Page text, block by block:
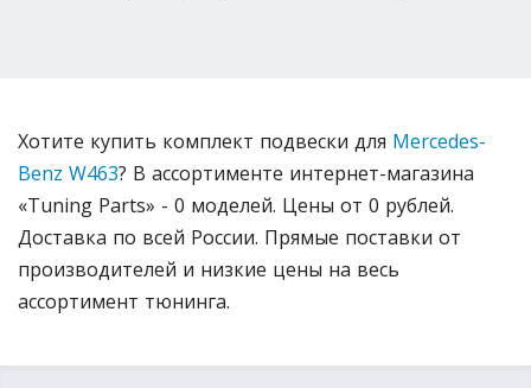
Хотите купить комплект подвески для Mercedes-
Benz W463? В ассортименте интернет-магазина
«Tuning Parts» - 0 моделей. Цены от 0 рублей.
Доставка по всей России. Прямые поставки от
производителей и низкие цены на весь
ассортимент тюнинга.